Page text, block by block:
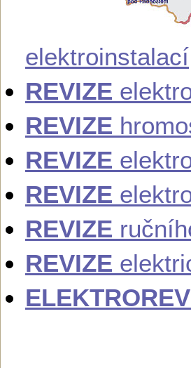
elektroinstalací
REVIZE
REVIZE
REVIZE
REVIZE
REVIZE
REVIZE